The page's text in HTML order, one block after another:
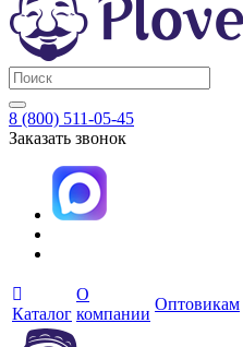
8 (800) 511-05-45
Заказать звонок
Каталог
О
компании
Оптовикам